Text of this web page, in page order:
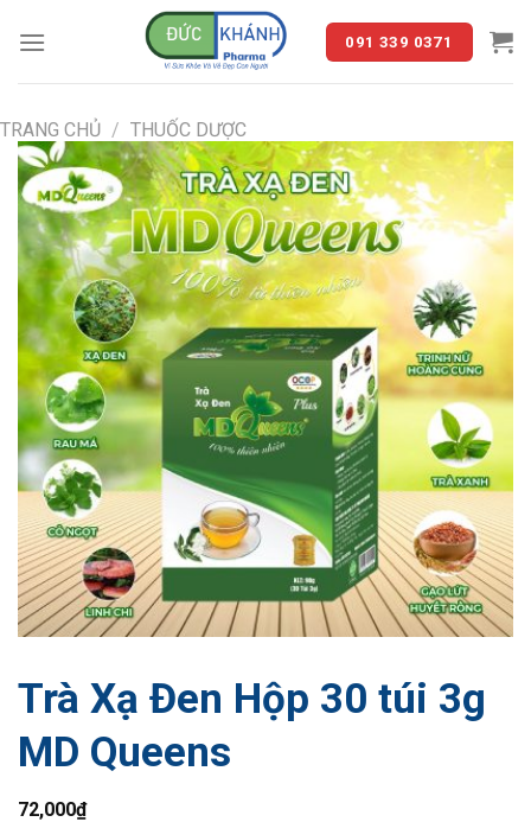
091 339 0371
TRANG CHỦ / THUỐC DƯỢC
Trà Xạ Đen Hộp 30 túi 3g
MD Queens
72,000₫